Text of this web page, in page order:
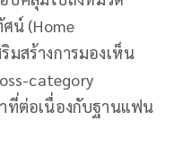
น์ (Home
มสร้างการมองเห็น
category
ที่ต่อเนื่องกับฐานแฟน